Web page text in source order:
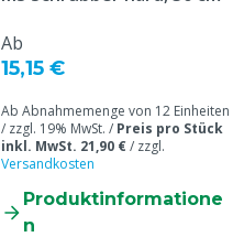
Ab
15,15 €
Ab Abnahmemenge von 12 Einheiten
/ zzgl. 19% MwSt. / Preis pro Stück
inkl. MwSt. 21,90 €/ zzgl.
Versandkosten
Produktinformatione
n